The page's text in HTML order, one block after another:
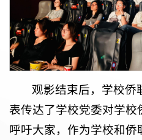
观影结束后，学校侨
表传达了学校党委对学
呼吁大家，作为学校和